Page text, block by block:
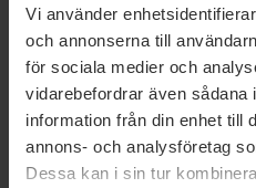
Vi använder
och annonserna till
för sociala medier och
vidarebefordrar även sådana
information från din enhet till
annons- och analysföretag
Dessa kan i sin tur